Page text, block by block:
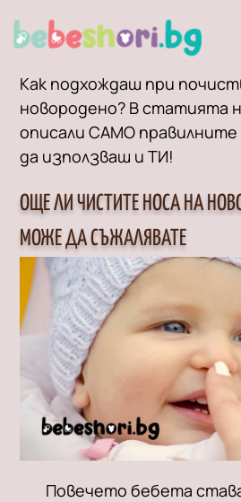
Как подхождаш при
новородено? В статията
описали САМО
да използваш и ТИ!
ОЩЕ ЛИ ЧИСТИТЕ НОСА НА
МОЖЕ ДА СЪЖАЛЯВАТЕ
Повечето бебета